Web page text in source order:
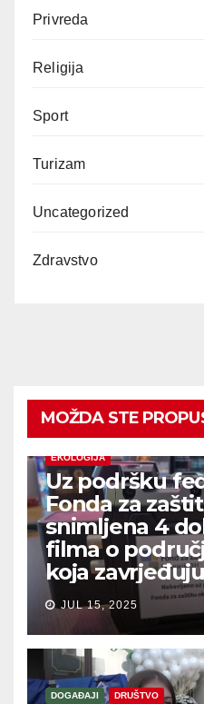
Privreda
Religija
Sport
Turizam
Uncategorized
Zdravstvo
MOŽDA STE
EKOLOGIJA
Uz podršku
Fonda za
snimljena 4
filma o
koja
JUL 15, 2025
DOGAĐAJI DRUŠTVO